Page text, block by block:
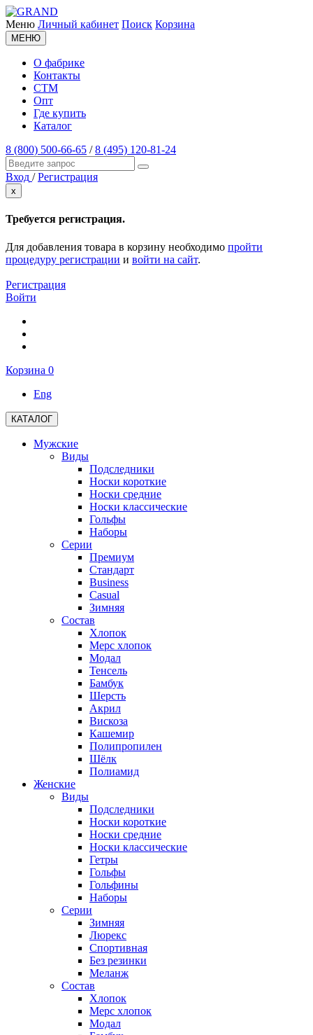
Меню Личный кабинет Поиск Корзина
МЕНЮ
О фабрике
Контакты
СТМ
Опт
Где купить
Каталог
8 (800) 500-66-65 /8 (495) 120-81-24
Вход / Регистрация
x
Требуется регистрация.
Для добавления товара в корзину необходимо пройти
процедуру регистрации и войти на сайт.
Регистрация
Войти
Корзина 0
Eng
КАТАЛОГ
Мужские
Виды
Подследники
Носки короткие
Носки средние
Носки классические
Гольфы
Наборы
Серии
Премиум
Стандарт
Business
Casual
Зимняя
Состав
Хлопок
Мерс хлопок
Модал
Тенсель
Бамбук
Шерсть
Акрил
Вискоза
Кашемир
Полипропилен
Шёлк
Полиамид
Женские
Виды
Подследники
Носки короткие
Носки средние
Носки классические
Гетры
Гольфы
Гольфины
Наборы
Серии
Зимняя
Люрекс
Спортивная
Без резинки
Меланж
Состав
Хлопок
Мерс хлопок
Модал